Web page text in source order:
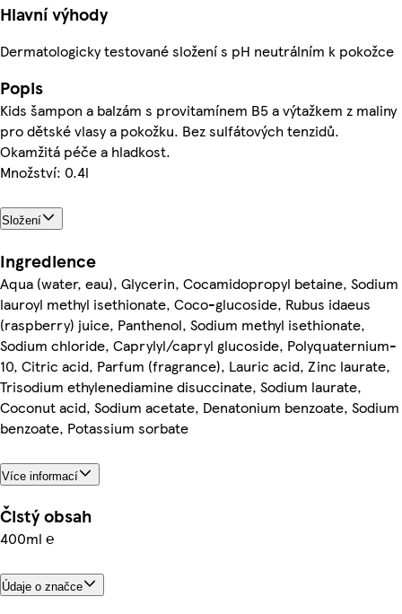
Hlavní výhody
Dermatologicky testované složení s pH neutrálním k pokožce
Popis
Kids šampon a balzám s provitamínem B5 a výtažkem z maliny
pro dětské vlasy a pokožku. Bez sulfátových tenzidů.
Okamžitá péče a hladkost.
Množství: 0.4l
Složení
Ingredience
Aqua (water, eau), Glycerin, Cocamidopropyl betaine, Sodium
lauroyl methyl isethionate, Coco-glucoside, Rubus idaeus
(raspberry) juice, Panthenol, Sodium methyl isethionate,
Sodium chloride, Caprylyl/capryl glucoside, Polyquaternium-
10, Citric acid, Parfum (fragrance), Lauric acid, Zinc laurate,
Trisodium ethylenediamine disuccinate, Sodium laurate,
Coconut acid, Sodium acetate, Denatonium benzoate, Sodium
benzoate, Potassium sorbate
Více informací
Čistý obsah
400ml ℮
Údaje o značce